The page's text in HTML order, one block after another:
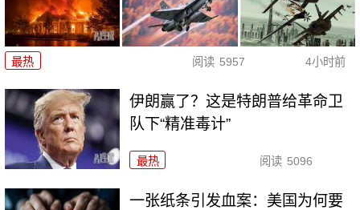
最热 阅读 5957 4小时前
伊朗赢了？这是特朗普给革命卫
队下“精准毒计”
最热 阅读 5096
一张纸条引发血案：美国为何要